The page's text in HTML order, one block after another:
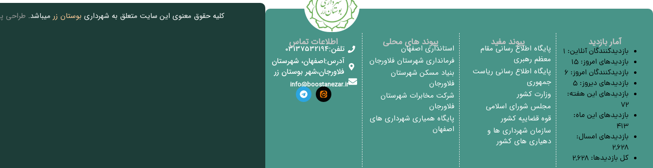
آمار بازدید
بازدیدکنندگان آنلاین: 1
بازدیدهای امروز: 15
بازدیدکنندگان امروز: 6
بازدیدهای دیروز: 5
بازدیدهای این هفته:
72
بازدیدهای این ماه:
413
بازدیدهای امسال:
2,628
کل بازدیدها: 2,628
پیوند مفید
پایگاه اطلاع رسانی مقام
معظم رهبری
پایگاه اطلاع رسانی ریاست
جمهوری
وزارت کشور
مجلس شورای اسلامی
قوه قضاییه کشور
سازمان شهرداری ها و
دهیاری های کشور
پیوند های محلی
استانداری اصفهان
فرمانداری شهرستان فلاورجان
بنیاد مسکن شهرستان
فلاورجان
شرکت مخابرات شهرستان
فلاورجان
پایگاه همیاری شهرداری های
اصفهان
اطلاعات تماس
تلفن:03137532194
آدرس:اصفهان، شهرستان
فلاورجان،شهر بوستان زر
info@boostanezar.ir
کلیه حقوق معنوی این سایت متعلق به شهرداری بوستان زر میباشد. طراحی